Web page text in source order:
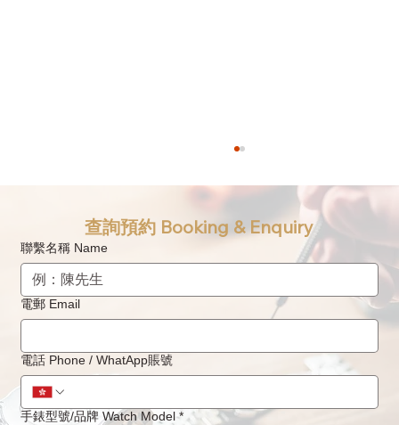
Baume & Mercier名仕手錶多久需要機芯抹
油及保養一次？
查詢預約 Booking & Enquiry
聯繫名稱 Name
電郵 Email
電話 Phone / WhatApp賬號
手錶型號/品牌 Watch Model *